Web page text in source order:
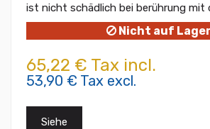
ist nicht schädlich bei berührung mit
Nicht auf Lager
65,22 € Tax incl.
53,90 € Tax excl.
Siehe